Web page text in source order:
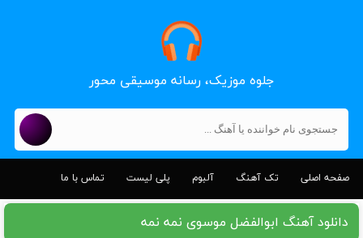
جلوه موزیک، رسانه موسیقی محور
صفحه اصلی تک آهنگ آلبوم پلی لیست تماس با ما
دانلود آهنگ ابوالفضل موسوی نمه نمه